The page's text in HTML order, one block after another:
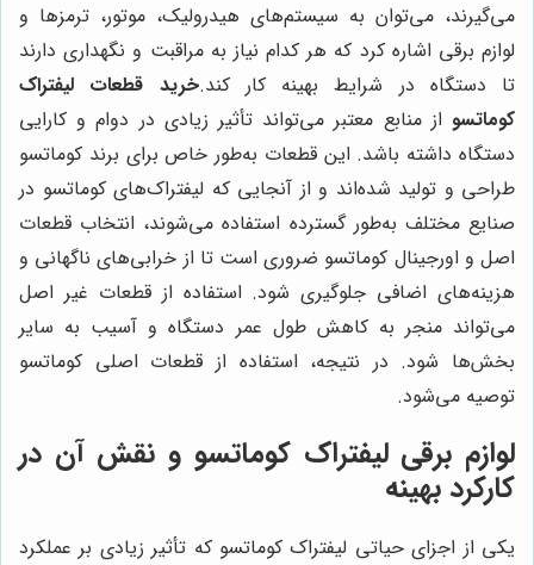
می‌گیرند، می‌توان به سیستم‌های هیدرولیک، موتور، ترمزها و
لوازم برقی اشاره کرد که هر کدام نیاز به مراقبت و نگهداری دارند
تا دستگاه در شرایط بهینه کار کند.خرید قطعات لیفتراک
کوماتسو از منابع معتبر می‌تواند تأثیر زیادی در دوام و کارایی
دستگاه داشته باشد. این قطعات به‌طور خاص برای برند کوماتسو
طراحی و تولید شده‌اند و از آنجایی که لیفتراک‌های کوماتسو در
صنایع مختلف به‌طور گسترده استفاده می‌شوند، انتخاب قطعات
اصل و اورجینال کوماتسو ضروری است تا از خرابی‌های ناگهانی و
هزینه‌های اضافی جلوگیری شود. استفاده از قطعات غیر اصل
می‌تواند منجر به کاهش طول عمر دستگاه و آسیب به سایر
بخش‌ها شود. در نتیجه، استفاده از قطعات اصلی کوماتسو
توصیه می‌شود.
لوازم برقی لیفتراک کوماتسو و نقش آن در
کارکرد بهینه
یکی از اجزای حیاتی لیفتراک کوماتسو که تأثیر زیادی بر عملکرد